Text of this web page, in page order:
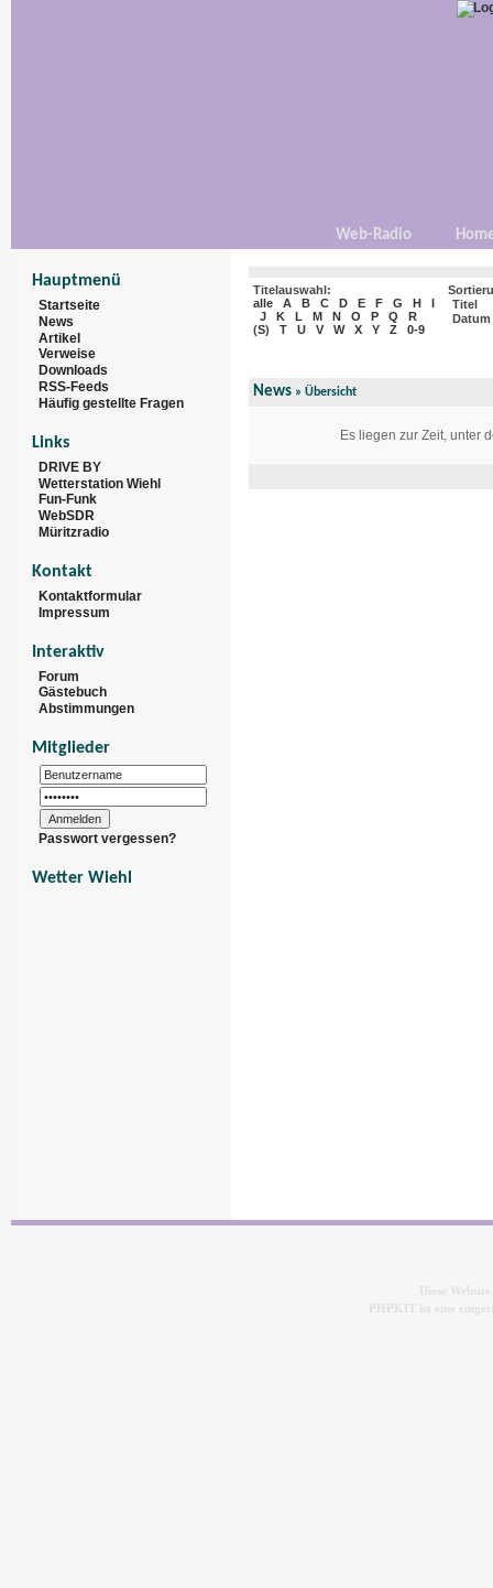
Web-Radio
Hauptmenü
Startseite
News
Artikel
Verweise
Downloads
RSS-Feeds
Häufig gestellte Fragen
Links
DRIVE BY
Wetterstation Wiehl
Fun-Funk
WebSDR
Müritzradio
Kontakt
Kontaktformular
Impressum
Interaktiv
Forum
Gästebuch
Abstimmungen
Mitglieder
Passwort vergessen?
Wetter Wiehl
Titelauswahl:
alle
A B C D E F G H
I
J
K L M N O P Q
R
(S) T U V W X Y Z 0-9
Titel
Datum
News » Übersicht
Es liegen zur Zeit, unter